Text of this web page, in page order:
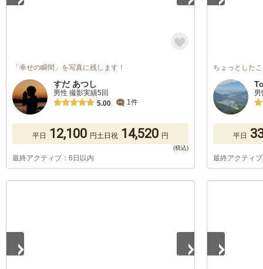
「幸せの瞬間」を写真に残します！
すだ あつし
男性 撮影実績5回
5.00
1件
平日 12,100 円土日祝 14,520 円
最終アクティブ：6日以内
ちょっとした
平日
最終アクティ